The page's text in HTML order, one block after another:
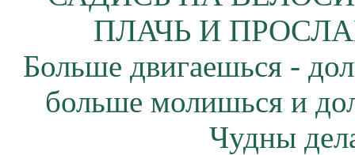
ПЛАЧЬ И
Больше двигаешься -
больше молишься и
Чудны